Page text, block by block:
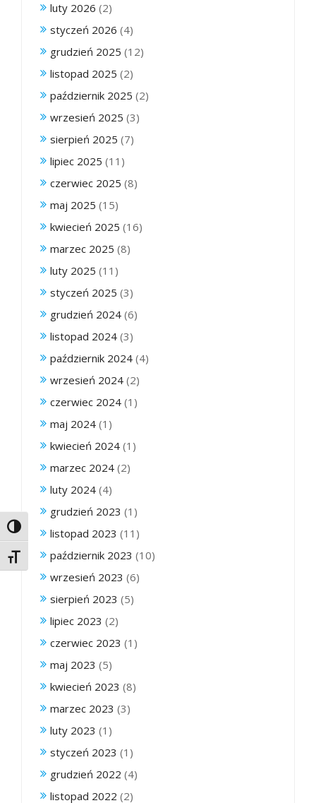
Toggle High Contrast
Toggle Font size
luty 2026 (2)
styczeń 2026 (4)
grudzień 2025 (12)
listopad 2025 (2)
październik 2025 (2)
wrzesień 2025 (3)
sierpień 2025 (7)
lipiec 2025 (11)
czerwiec 2025 (8)
maj 2025 (15)
kwiecień 2025 (16)
marzec 2025 (8)
luty 2025 (11)
styczeń 2025 (3)
grudzień 2024 (6)
listopad 2024 (3)
październik 2024 (4)
wrzesień 2024 (2)
czerwiec 2024 (1)
maj 2024 (1)
kwiecień 2024 (1)
marzec 2024 (2)
luty 2024 (4)
grudzień 2023 (1)
listopad 2023 (11)
październik 2023 (10)
wrzesień 2023 (6)
sierpień 2023 (5)
lipiec 2023 (2)
czerwiec 2023 (1)
maj 2023 (5)
kwiecień 2023 (8)
marzec 2023 (3)
luty 2023 (1)
styczeń 2023 (1)
grudzień 2022 (4)
listopad 2022 (2)